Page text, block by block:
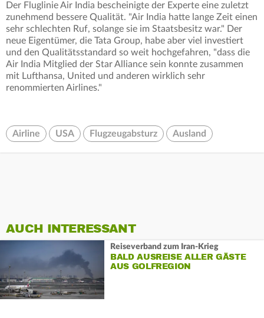
Der Fluglinie Air India bescheinigte der Experte eine zuletzt
zunehmend bessere Qualität. "Air India hatte lange Zeit einen
sehr schlechten Ruf, solange sie im Staatsbesitz war." Der
neue Eigentümer, die Tata Group, habe aber viel investiert
und den Qualitätsstandard so weit hochgefahren, "dass die
Air India Mitglied der Star Alliance sein konnte zusammen
mit Lufthansa, United und anderen wirklich sehr
renommierten Airlines."
Airline USA Flugzeugabsturz Ausland
AUCH INTERESSANT
Reiseverband zum Iran-Krieg
BALD AUSREISE ALLER GÄSTE
AUS GOLFREGION